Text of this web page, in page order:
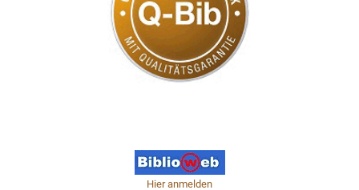
Hier anmelden